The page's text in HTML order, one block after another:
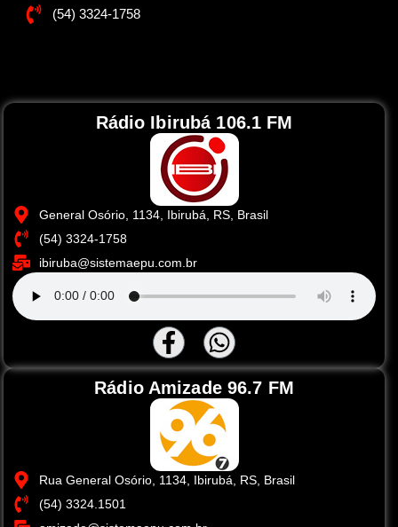
(54) 3324-1758
Rádio Ibirubá 106.1 FM
General Osório, 1134, Ibirubá, RS, Brasil
(54) 3324-1758
ibiruba@sistemaepu.com.br
Rádio Amizade 96.7 FM
Rua General Osório, 1134, Ibirubá, RS, Brasil
(54) 3324.1501